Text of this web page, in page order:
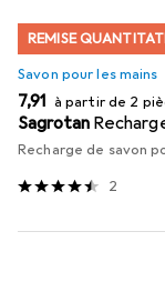
REMISE
Savon pour les mains
EUR
7,91 à partir de 2
Sagrotan
Recharge de savon
2